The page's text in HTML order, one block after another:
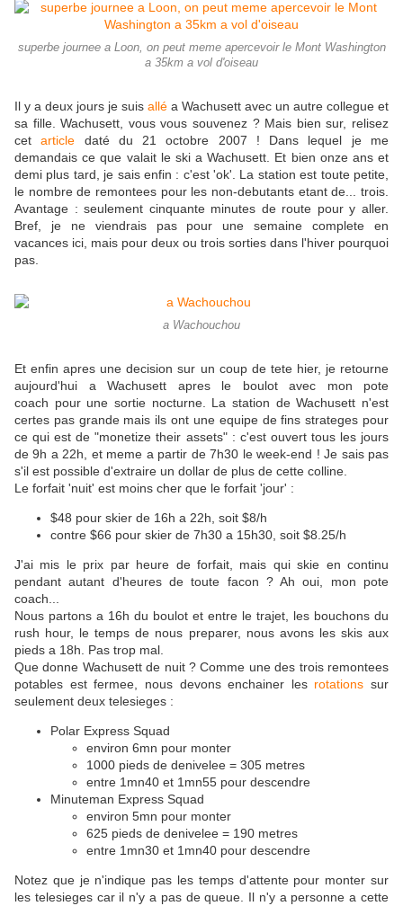
superbe journee a Loon, on peut meme apercevoir le Mont Washington
a 35km a vol d'oiseau
Il y a deux jours je suis allé a Wachusett avec un autre collegue et
sa fille. Wachusett, vous vous souvenez ? Mais bien sur, relisez
cetarticle daté du 21 octobre 2007 ! Dans lequel je me
demandais ce que valait le ski a Wachusett. Et bien onze ans et
demi plus tard, je sais enfin : c'est 'ok'. La station est toute petite,
le nombre de remontees pour les non-debutants etant de... trois.
Avantage : seulement cinquante minutes de route pour y aller.
Bref, je ne viendrais pas pour une semaine complete en
vacances ici, mais pour deux ou trois sorties dans l'hiver pourquoi
pas.
a Wachouchou
Et enfin apres une decision sur un coup de tete hier, je retourne
aujourd'hui a Wachusett apres le boulot avec mon pote
coach pour une sortie nocturne. La station de Wachusett n'est
certes pas grande mais ils ont une equipe de fins strateges pour
ce qui est de "monetize their assets" : c'est ouvert tous les jours
de 9h a 22h, et meme a partir de 7h30 le week-end ! Je sais pas
s'il est possible d'extraire un dollar de plus de cette colline.
Le forfait 'nuit' est moins cher que le forfait 'jour' :
$48 pour skier de 16h a 22h, soit $8/h
contre $66 pour skier de 7h30 a 15h30, soit $8.25/h
J'ai mis le prix par heure de forfait, mais qui skie en continu
pendant autant d'heures de toute facon ? Ah oui, mon pote
coach...
Nous partons a 16h du boulot et entre le trajet, les bouchons du
rush hour, le temps de nous preparer, nous avons les skis aux
pieds a 18h. Pas trop mal.
Que donne Wachusett de nuit ? Comme une des trois remontees
potables est fermee, nous devons enchainer les rotations sur
seulement deux telesieges :
Polar Express Squad
environ 6mn pour monter
1000 pieds de denivelee = 305 metres
entre 1mn40 et 1mn55 pour descendre
Minuteman Express Squad
environ 5mn pour monter
625 pieds de denivelee = 190 metres
entre 1mn30 et 1mn40 pour descendre
Notez que je n'indique pas les temps d'attente pour monter sur
les telesieges car il n'y a pas de queue. Il n'y a personne a cette